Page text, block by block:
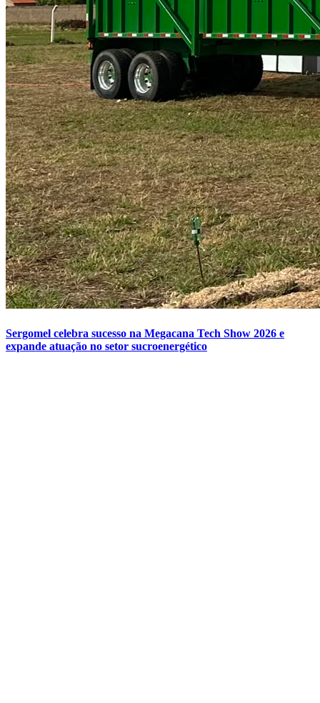
Sergomel celebra sucesso na Megacana Tech Show 2026 e
expande atuação no setor sucroenergético